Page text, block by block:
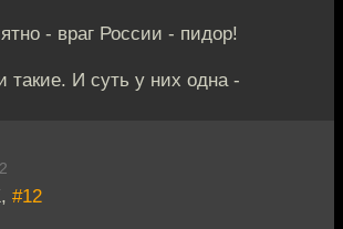
- враг России - пидор!
такие. И суть у них одна -
#12